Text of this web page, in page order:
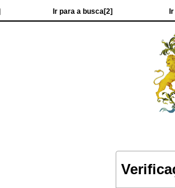
Ir para a busca[2]